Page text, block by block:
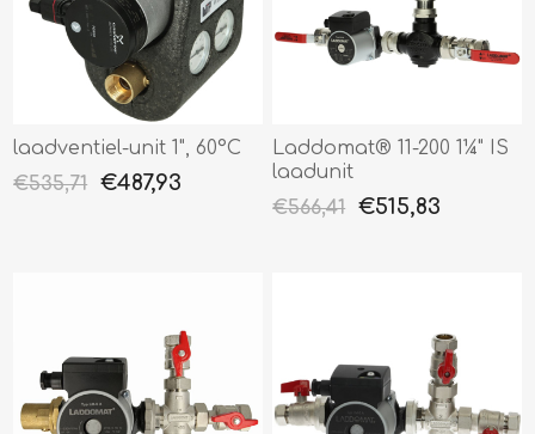
laadventiel-unit 1", 60°C
€535,71
€487,93
Laddomat® 11-200 1¼" IS
laadunit
€566,41
€515,83